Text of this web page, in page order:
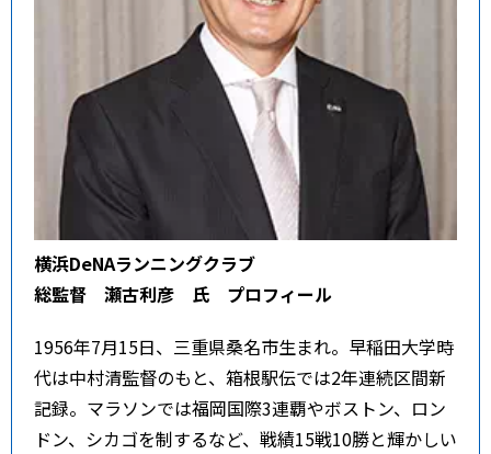
横浜DeNAランニングクラブ
総監督 瀬古利彦 氏 プロフィール
1956年7月15日、三重県桑名市生まれ。早稲田大学時
代は中村清監督のもと、箱根駅伝では2年連続区間新
記録。マラソンでは福岡国際3連覇やボストン、ロン
ドン、シカゴを制するなど、戦績15戦10勝と輝かしい